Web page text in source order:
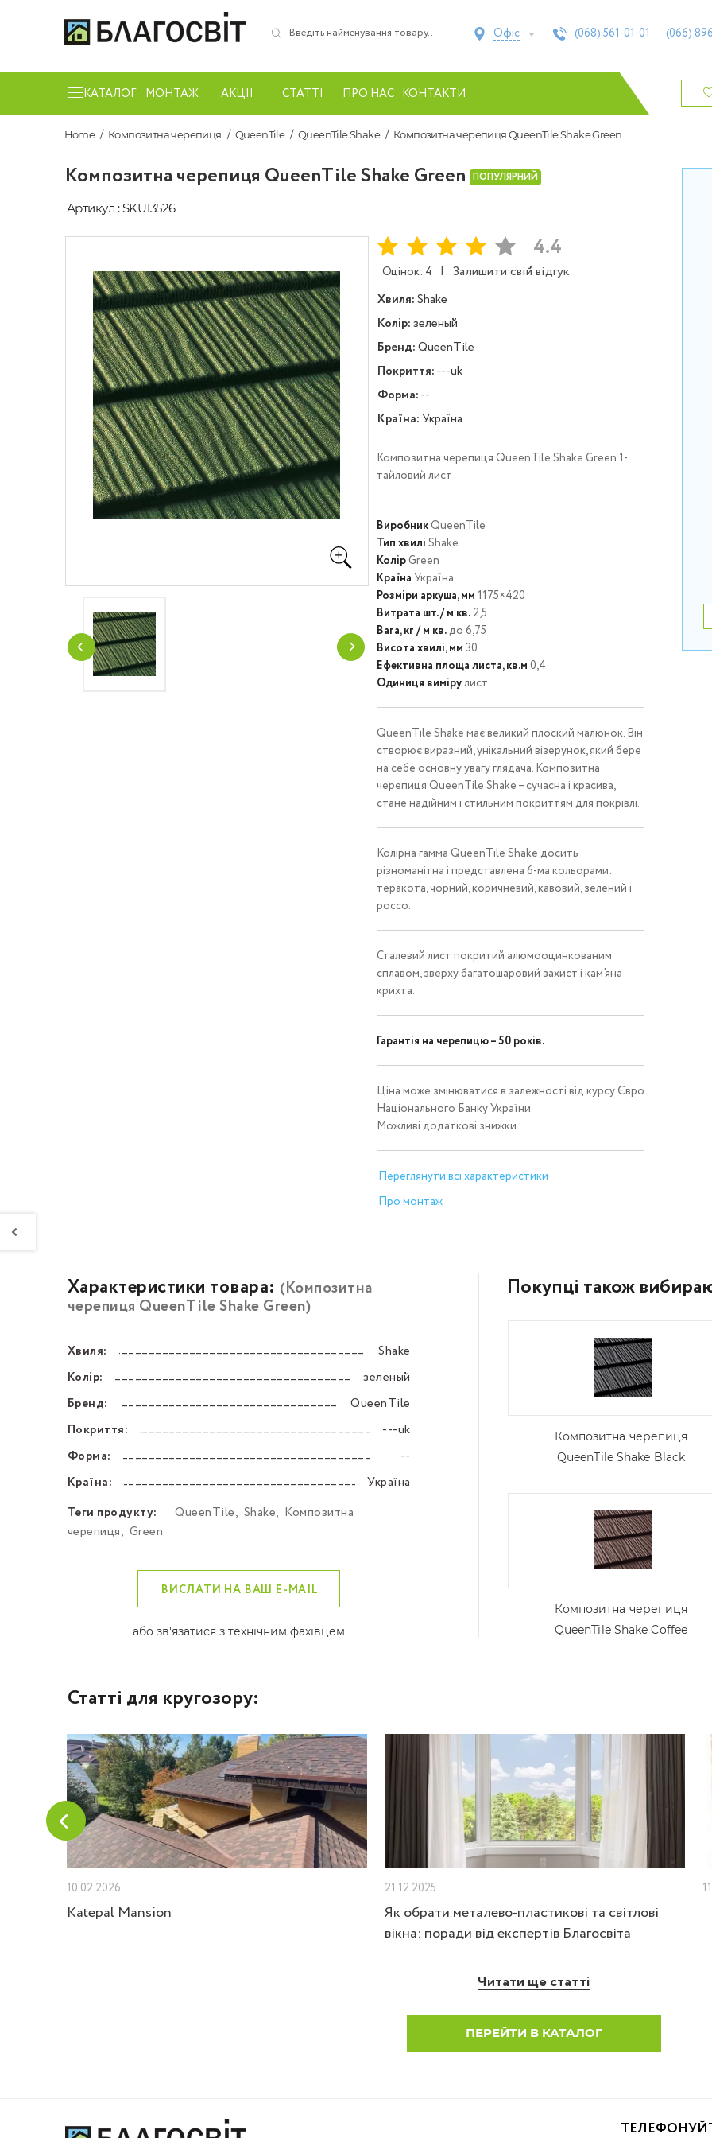
Офіс (068) 561-01-01 (066)
КАТАЛОГ МОНТАЖ АКЦІЇ СТАТТІ ПРО НАС КОНТАКТИ
Home Композитна черепиця QueenTile QueenTile Shake Композитна черепиця QueenTile Shake Green
Композитна черепиця QueenTile Shake Green ПОПУЛЯРНИЙ
Артикул : SKU13526
4.4
Оцінок: 4 | Залишити свій відгук
Хвиля:Shake
Колір:зеленый
Бренд:QueenTile
Покриття:---uk
Форма:--
Країна:Україна
Композитна черепиця QueenTile Shake Green 1-
тайловий лист
ВиробникQueenTile
Тип хвилі Shake
КолірGreen
Країна Україна
Розміри аркуша, мм 1175×420
Витрата шт. / м кв.2,5
Вага, кг / м кв.до 6,75
Висота хвилі, мм 30
Ефективна площа листа, кв.м 0,4
Одиниця вимірулист
QueenTile Shake має великий плоский малюнок. Він
створює виразний, унікальний візерунок, який бере
на себе основну увагу глядача. Композитна
черепиця QueenTile Shake – сучасна і красива,
стане надійним і стильним покриттям для покрівлі.
Колірна гамма QueenTile Shake досить
різноманітна і представлена ​​6-ма кольорами:
теракота, чорний, коричневий, кавовий, зелений і
россо.
Сталевий лист покритий алюмооцинкованим
сплавом, зверху багатошаровий захист і кам’яна
крихта.
Гарантія на черепицю – 50 років.
Ціна може змінюватися в залежності від курсу Євро
Національного Банку України.
Можливі додаткові знижки.
Переглянути всі характеристики
Про монтаж
Характеристики товара: (Композитна
черепиця QueenTile Shake Green)
Хвиля:
–––––––––––––––––––––––––––––––––––––––––––––
Shake
Колір:
–––––––––––––––––––––––––––––––––––––––––––––зеленый
Бренд:
–––––––––––––––––––––––––––––––––––––––––––––QueenTile
Покриття:
–––––––––––––––––––––––––––––––––––––––––––––
---uk
Форма:
–––––––––––––––––––––––––––––––––––––––––––––
--
Країна:
–––––––––––––––––––––––––––––––––––––––––––––Україна
Теги продукту:
QueenTile, Shake, Композитна
черепиця, Green
ВИСЛАТИ НА ВАШ E-MAIL
або зв'язатися з технічним фахівцем
Покупці також
Композитна черепиця
QueenTile Shake Black
Композитна черепиця
QueenTile Shake Coffee
Статті для кругозору:
10.02.2026
Katepal Mansion
21.12.2025
Як обрати металево-пластикові та світлові
вікна: поради від експертів Благосвіта
Читати ще статті
ПЕРЕЙТИ В КАТАЛОГ